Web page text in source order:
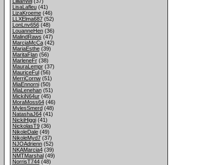
LisaLafleu(41)
LizaKroeme(46)
LLXElma687(52)
LonLnv656(48)
LouanneHen(36)
MalindRaws (47)
MarciaMcCa(42)
MariaEsthe(39)
MaritaFlan(56)
MarleneFr(38)
MauraLempr(37)
MauriceFul(56)
MerriCornw(51)
MiaEnnorni(50)
MiaLenehan(51)
MickiN64ur(45)
MoraMoss64(46)
MylesSmerd(48)
NatashaJ64(41)
NickiHiggi(41)
NickolasT9(36)
NikoleDale(49)
NikoleMyd7(37)
NJOAdrienn(52)
NKAMarcia4(39)
NMTMarshal(49)
NorrisT744(48)